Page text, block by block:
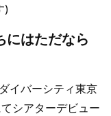
)
にはただなら
イバーシティ東京
シアターデビュー